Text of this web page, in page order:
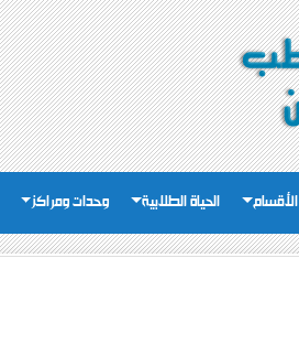
الأقسام الحياة الطلابية وحدات ومراكز